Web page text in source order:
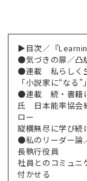
▶目次／『
●気づきの扉／凸
●連載 私らしく
「小説家に“なる
●連載 続・書籍
氏 日本能率協会
ロー
縦横無尽に学び
●私のリーダー
長執行役員
社員とのコミュニ
付かせる